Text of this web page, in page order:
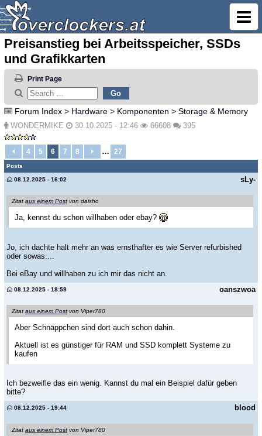
Preisanstieg bei Arbeitsspeicher, SSDs
und Grafikkarten
Print Page
Forum Index > Hardware > Komponenten > Storage & Memory
WONDERMIKE 30.10.2025 - 12:46 66608 395
4 5 6 7 8 … 27
Posts
sLy-
08.12.2025 - 16:02
Zitat aus einem Post von daisho
Ja, kennst du schon willhaben oder ebay?
Jo, ich dachte halt mehr an was ernsthafter es wie Server refurbished
oder sowas....
Bei eBay und willhaben zu ich mir das nicht an.
oanszwoa
08.12.2025 - 18:59
Zitat aus einem Post von Viper780
Aber Schnäppchen sind dort auch schon dahin.
Aktuell ist es günstiger für RAM und SSD komplett Systeme zu
kaufen
Ich bezweifle das ein wenig. Kannst du mal ein Beispiel dafür geben
bitte?
blood
08.12.2025 - 19:44
Zitat aus einem Post von Viper780